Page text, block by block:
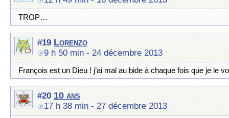
TROP…
#19 Lorenzo
9 h 50 min - 24 décembre 2013
François est un Dieu ! j’ai mal au bide à chaque fois que je le
#20 10 ans
17 h 38 min - 27 décembre 2013